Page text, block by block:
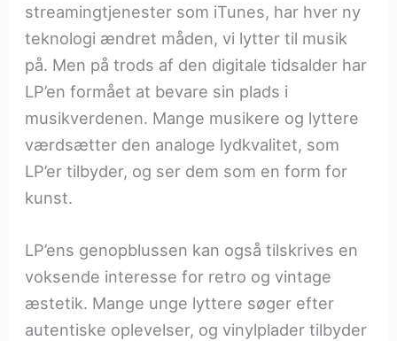
streamingtjenester som iTunes, har hver ny
teknologi ændret måden, vi lytter til musik
på. Men på trods af den digitale tidsalder har
LP’en formået at bevare sin plads i
musikverdenen. Mange musikere og lyttere
værdsætter den analoge lydkvalitet, som
LP’er tilbyder, og ser dem som en form for
kunst.
LP’ens genopblussen kan også tilskrives en
voksende interesse for retro og vintage
æstetik. Mange unge lyttere søger efter
autentiske oplevelser, og vinylplader tilbyder